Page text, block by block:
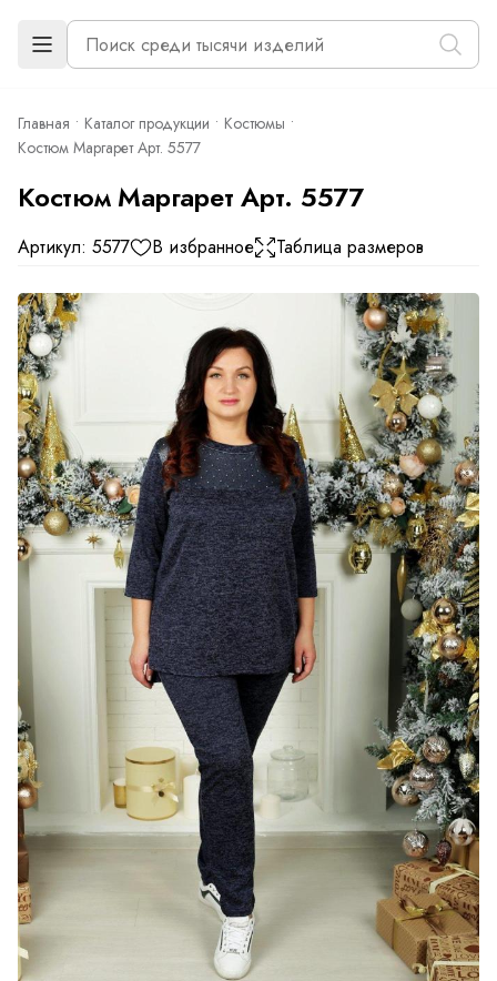
Главная Каталог продукции
Костюмы
Костюм Маргарет Арт. 5577
Костюм Маргарет Арт. 5577
Артикул: 5577 В избранное Таблица размеров